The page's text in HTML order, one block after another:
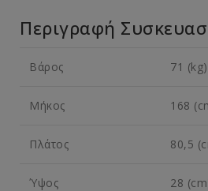
Περιγραφή
Βάρος 71 (kg)
Μήκος 168
Πλάτος 80,5
Ύψος 28